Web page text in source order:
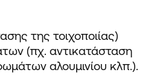
της τοιχοποιίας)
(πχ. αντικατάσταση
αλουμινίου κλπ.).